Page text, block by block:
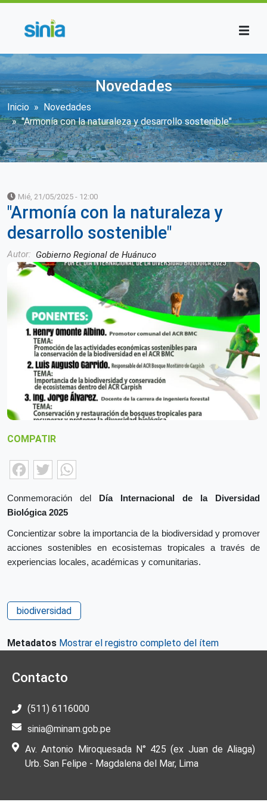
Novedades
Sobrescribir enlaces de ayuda a la
Inicio
Novedades
"Armonía con la naturaleza y desarrollo sostenible"
Mié, 21/05/2025 - 12:00
"Armonía con la naturaleza y
desarrollo sostenible"
Autor Gobierno Regional de Huánuco
COMPATIR
Facebook
Twitter
Conmemoración del Día Internacional de la Diversidad
Biológica 2025
Concientizar sobre la importancia de la biodiversidady promover
acciones sostenibles en ecosistemas tropicales a través de
experiencias locales, académicas y comunitarias.
biodiversidad
Metadatos Mostrar el registro completo del ítem
Contacto
(511) 6116000
sinia@minam.gob.pe
Av. Antonio Miroquesada N° 425 (ex Juan de Aliaga)
Urb. San Felipe - Magdalena del Mar, Lima